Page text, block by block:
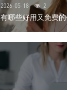
2026-05-18 2
有哪些好用又免费